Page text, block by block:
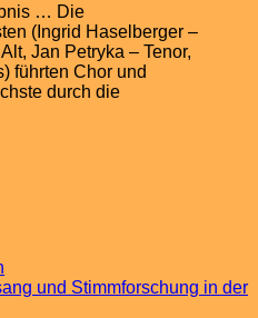
… Die
(Ingrid Haselberger –
Jan Petryka – Tenor,
führten Chor und
durch die
und Stimmforschung in der